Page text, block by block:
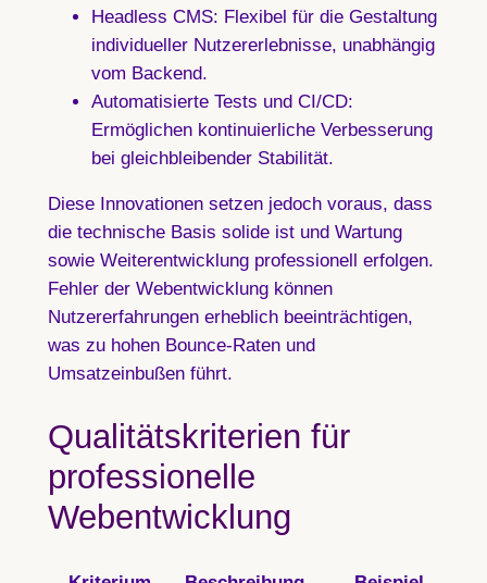
Headless CMS: Flexibel für die Gestaltung
individueller Nutzererlebnisse, unabhängig
vom Backend.
Automatisierte Tests und CI/CD:
Ermöglichen kontinuierliche Verbesserung
bei gleichbleibender Stabilität.
Diese Innovationen setzen jedoch voraus, dass
die technische Basis solide ist und Wartung
sowie Weiterentwicklung professionell erfolgen.
Fehler der Webentwicklung können
Nutzererfahrungen erheblich beeinträchtigen,
was zu hohen Bounce-Raten und
Umsatzeinbußen führt.
Qualitätskriterien für
professionelle
Webentwicklung